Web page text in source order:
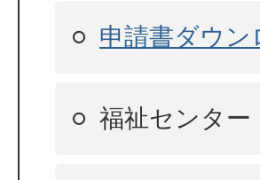
申請書ダウン
福祉センター